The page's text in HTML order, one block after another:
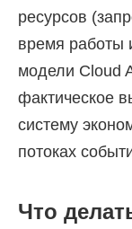
ресурсов
время работы
модели Cloud
фактическое
систему
потоках
Что